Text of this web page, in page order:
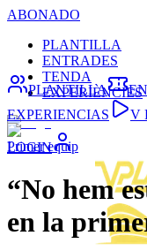
ABONADO
PLANTILLA
ENTRADES
TENDA
EXPERIÈNCIES
LOGIN
PLANTILLA
EXPERIENCIAS
V
Primer equip
“No hem
en la